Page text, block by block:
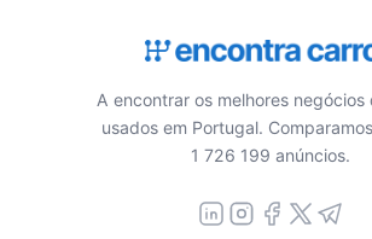
A encontrar os melhores negócios
usados em Portugal.
1 726 199 anúncios.